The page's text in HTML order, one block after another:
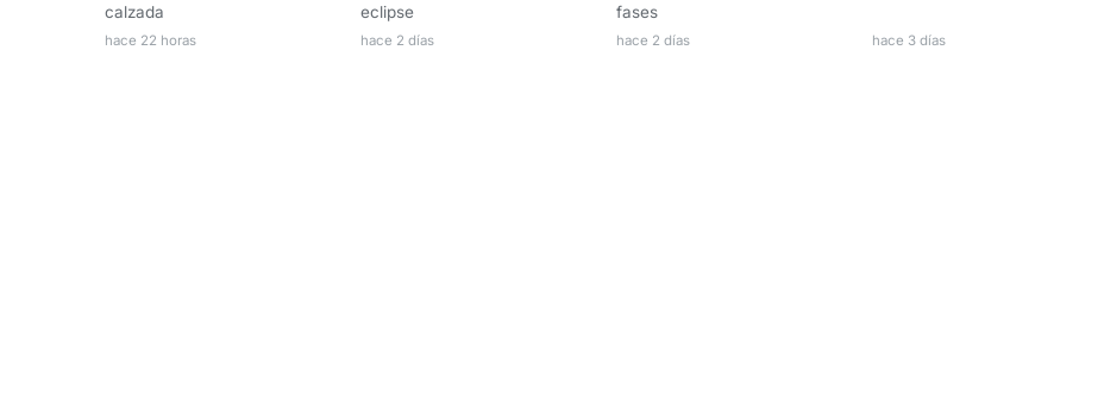
calzada
hace 22 horas
eclipse
hace 2 días
fases
hace 2 días hace 3 días